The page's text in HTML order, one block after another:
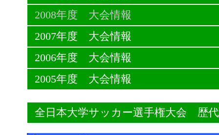
2008年度 大会情報
2007年度 大会情報
2006年度 大会情報
2005年度 大会情報
全日本大学サッカー選手権大会 歴